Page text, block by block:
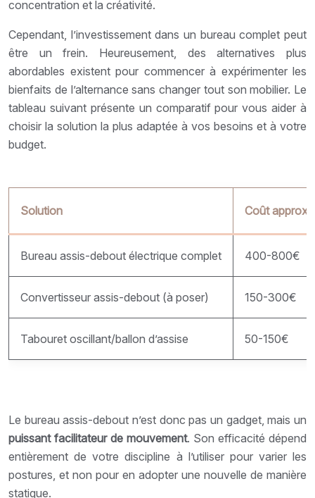
concentration et la créativité.
Cependant, l’investissement dans un bureau complet peut
être un frein. Heureusement, des alternatives plus
abordables existent pour commencer à expérimenter les
bienfaits de l’alternance sans changer tout son mobilier. Le
tableau suivant présente un comparatif pour vous aider à
choisir la solution la plus adaptée à vos besoins et à votre
budget.
Solution Coût
Bureau assis-debout électrique complet 400-800€
Convertisseur assis-debout (à poser) 150-300€
Tabouret oscillant/ballon d’assise 50-150€
Le bureau assis-debout n’est donc pas un gadget, mais un
puissant facilitateur de mouvement. Son efficacité dépend
entièrement de votre discipline à l’utiliser pour varier les
postures, et non pour en adopter une nouvelle de manière
statique.